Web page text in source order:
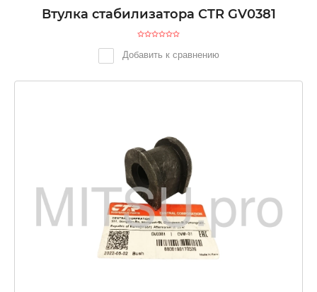
Втулка стабилизатора CTR GV0381
Добавить к сравнению